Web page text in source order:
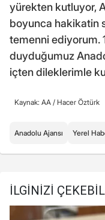
yürekten kutluyor,
boyunca hakikatin
temenni ediyorum.
duyduğumuz
içten dileklerimle
Kaynak: AA / Hacer Öztürk
Anadolu Ajansı Yerel